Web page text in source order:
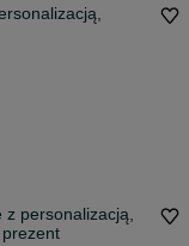
z personalizacją,